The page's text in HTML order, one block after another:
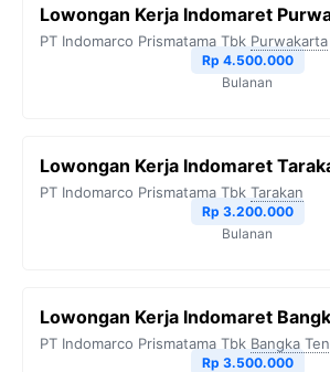
Lowongan Kerja Indomaret
PT Indomarco Prismatama Tbk Purwakarta
Rp 4.500.000
Bulanan
Lowongan Kerja Indomaret
PT Indomarco Prismatama Tbk Tarakan
Rp 3.200.000
Bulanan
Lowongan Kerja Indomaret
PT Indomarco Prismatama Tbk Bangka
Rp 3.500.000